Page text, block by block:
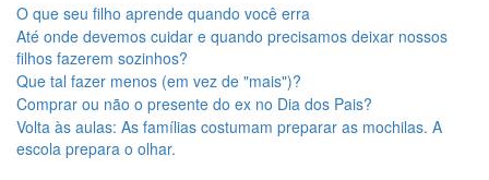
O que seu filho aprende quando você erra
Até onde devemos cuidar e quando precisamos deixar nossos
filhos fazerem sozinhos?
Que tal fazer menos (em vez de "mais")?
Comprar ou não o presente do ex no Dia dos Pais?
Volta às aulas: As famílias costumam preparar as mochilas. A
escola prepara o olhar.